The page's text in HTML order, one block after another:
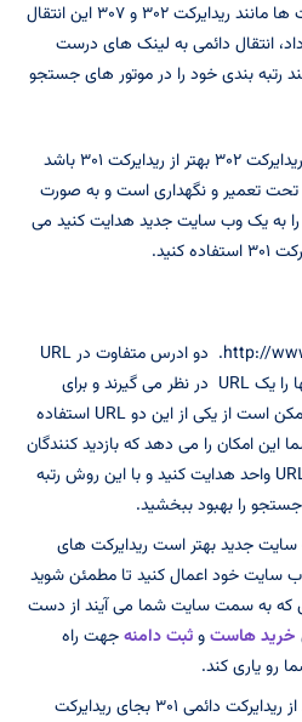
انجام می دهد. ولی سایر ریدایرکت ها مانند ریدایرکت ۳۰۲ و ۳۰۷ این انتقال
انتقال دائمی به لینک های درست
رتبه بندی خود را در موتور های جستجو
موقعیت های کمی وجود دارد که ریدایرکت ۳۰۲ بهتر از ریدایرکت ۳۰۱ باشد
تعمیر و نگهداری است و به صورت
را به یک وب سایت جدید هدایت کنید می
ادرس های http:// و http://www. دو ادرس متفاوت در URL
هستند. اما اکثر مردم آنها را یک URL در نظر می گیرند و برای
دسترسی به سایت ها ممکن است از یکی از این دو URL استفاده
۳۰۱ به شما این امکان را می دهد که بازدید کنندگان
از هر دو URL را به یک URL واحد هدایت کنید و با این روش رتبه
را بهبود ببخشید.
سایت جدید بهتر است ریدایرکت های
را بر روی وب سایت خود اعمال کنید تا مطمئن شوید
که به سمت سایت شما می آیند از دست
خرید هاستوثبت دامنهجهت راه
رو یاری کند.
تقریبا در همه موارد باید از ریدایرکت دائمی ۳۰۱ بجای ریدایرکت